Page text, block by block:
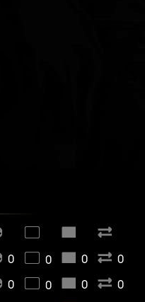
0 0 0
0
0 0 0
0